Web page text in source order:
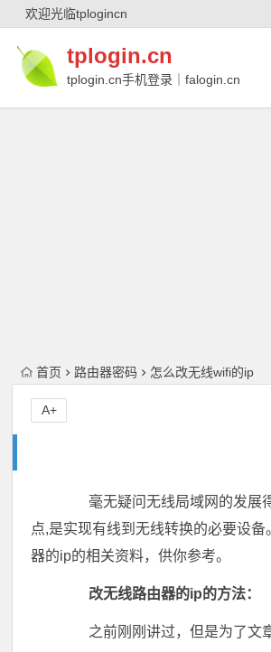
欢迎光临tplogincn
tplogin.cn
tplogin.cn手机登录｜falogin.cn
首页 路由器密码 怎么改无线wifi的ip
A+
毫无疑问无线局域网的发展得
点,是实现有线到无线转换的必要设
器的ip的相关资料，供你参考。
改无线路由器的ip的方法：
之前刚刚讲过，但是为了文章